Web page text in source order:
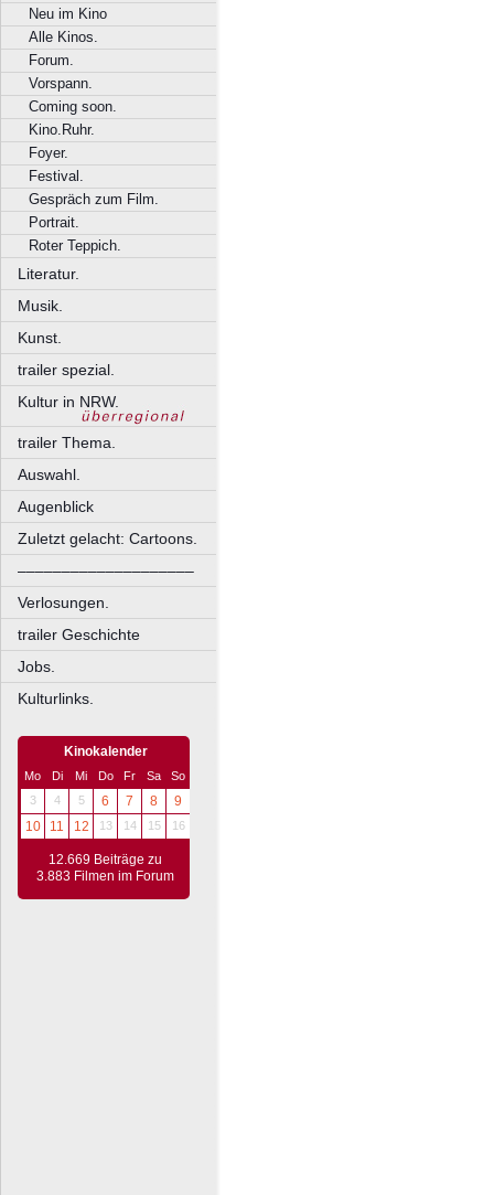
Neu im Kino
Alle Kinos.
Forum.
Vorspann.
Coming soon.
Kino.Ruhr.
Foyer.
Festival.
Gespräch zum Film.
Portrait.
Roter Teppich.
Literatur.
Musik.
Kunst.
trailer spezial.
Kultur in NRW.
trailer Thema.
Auswahl.
Augenblick
Zuletzt gelacht: Cartoons.
––––––––––––––––––––
Verlosungen.
trailer Geschichte
Jobs.
Kulturlinks.
Kinokalender
Mo Di Mi Do Fr Sa
So
3
4 5 6 7 8
9
10
11 12 13 14 15 16
12.669 Beiträge zu
3.883 Filmen im Forum